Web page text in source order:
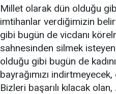
Millet olarak dün olduğu
imtihanlar verdiğimizin
gibi bugün de vicdanı
sahnesinden silmek
olduğu gibi bugün de
bayrağımızı
Bizleri başarılı kılacak